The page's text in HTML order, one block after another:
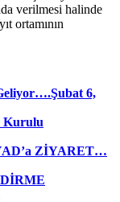
verilmesi halinde
ortamının
Şubat 6,
Kurulu
ZİYARET…